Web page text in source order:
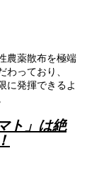
農薬散布を極端
わっており、
に発揮できるよ
ト」は絶